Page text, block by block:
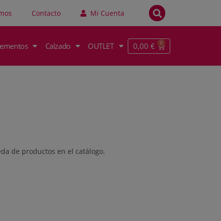
Contacto Mi Cuenta
Calzado OUTLET 0,00€
de productos en el catálogo.